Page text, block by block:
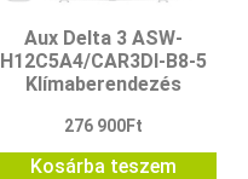
Aux Delta 3 ASW-
H12C5A4/CAR3DI-B8-5
Klímaberendezés
276 900Ft
Kosárba teszem